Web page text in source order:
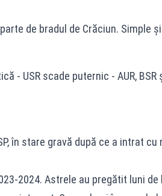
de bradul de Crăciun.
- USR scade puternic - AUR,
în stare gravă după ce a intrat
2024. Astrele au pregătit luni